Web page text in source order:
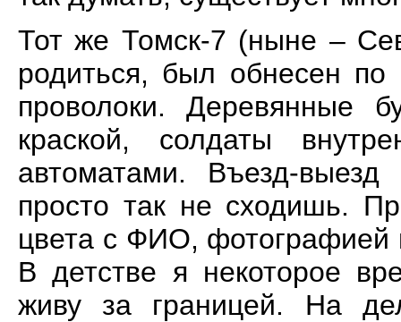
Тот же Томск-7 (ныне –
родиться, был обнесен
проволоки. Деревянные
краской, солдаты
автоматами. Въезд-
просто так не сходишь.
цвета с ФИО, фотографией
В детстве я некоторое
живу за границей. На